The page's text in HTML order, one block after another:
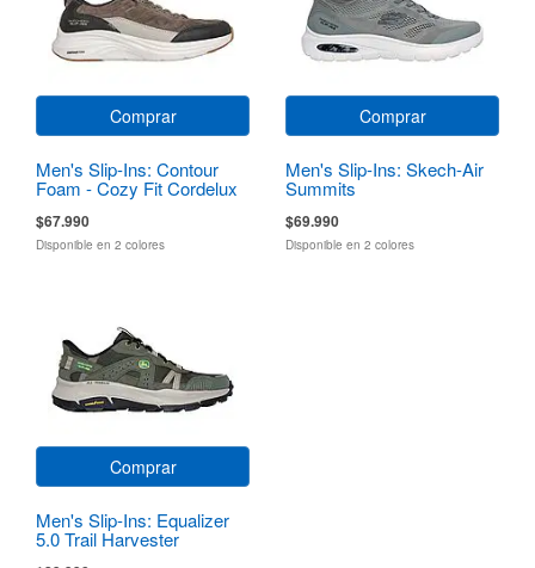
Comprar
Men's Slip-Ins: Contour
Foam - Cozy Fit Cordelux
$67.990
Disponible en 2 colores
Comprar
Men's Slip-Ins: Skech-Air
Summits
$69.990
Disponible en 2 colores
Comprar
Men's Slip-Ins: Equalizer
5.0 Trail Harvester